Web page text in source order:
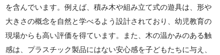
を含んでいます。例えば、積み木や組み立て式の遊具は、形や
大きさの概念を自然と学べるよう設計されており、幼児教育の
現場からも高い評価を得ています。また、木の温かみのある触
感は、プラスチック製品にはない安心感を子どもたちに与え、